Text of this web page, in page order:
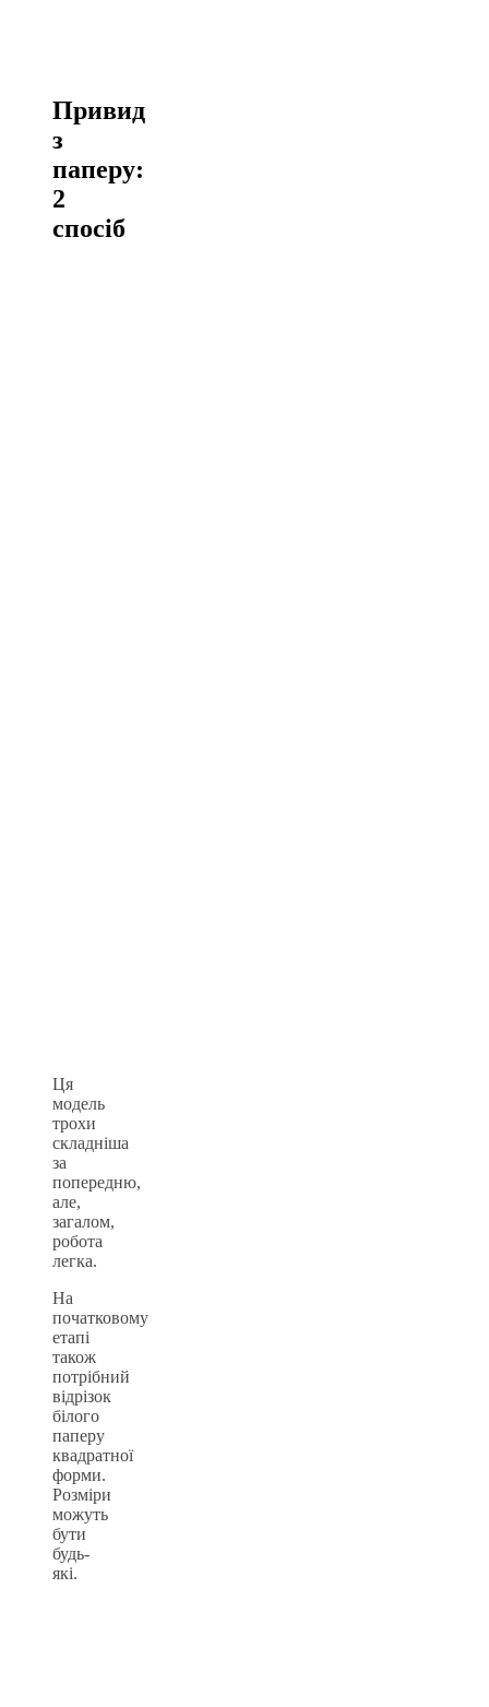
Привид
з
паперу:
2
спосіб
Ця
модель
трохи
складніша
за
попередню,
але,
загалом,
робота
легка.
На
початковому
етапі
також
потрібний
відрізок
білого
паперу
квадратної
форми.
Розміри
можуть
бути
будь-
які.